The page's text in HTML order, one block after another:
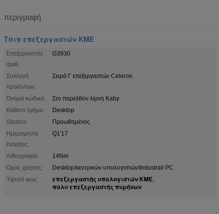
περιγραφή
Τσιπ επεξεργαστών ΚΜΕ
Επεξεργαστής
αριθ.:
G3930
Συλλογή
προϊόντων:
Σειρά Γ επεξεργαστών Celeron
Όνομα κώδικα:
Στο παρελθόν λίμνη Kaby
Κάθετο τμήμα:
Desktop
Stastus:
Προωθημένος
Ημερομηνία
έναρξης:
Q1'17
Λιθογραφία:
14Nm
Όρος χρήσης:
Desktop/κεντρικών υπολογιστών/Industrail PC
Υψηλό φως:
επεξεργαστής υπολογιστών ΚΜΕ,
πολυ επεξεργαστής πυρήνων